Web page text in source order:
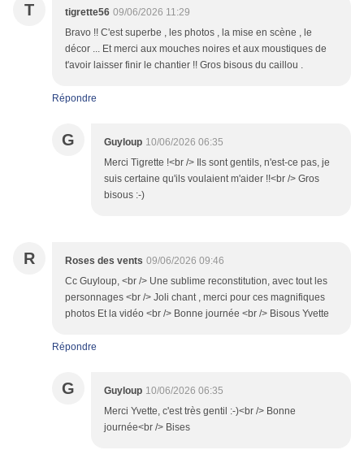
T tigrette56 09/06/2026 11:29
Bravo !! C'est superbe , les photos , la mise en scène , le
décor ... Et merci aux mouches noires et aux moustiques de
t'avoir laisser finir le chantier !! Gros bisous du caillou .
Répondre
G Guyloup 10/06/2026 06:35
Merci Tigrette !<br /> Ils sont gentils, n'est-ce pas, je
suis certaine qu'ils voulaient m'aider !!<br /> Gros
bisous :-)
R Roses des vents 09/06/2026 09:46
Cc Guyloup, <br /> Une sublime reconstitution, avec tout les
personnages <br /> Joli chant , merci pour ces magnifiques
photos Et la vidéo <br /> Bonne journée <br /> Bisous Yvette
Répondre
G Guyloup 10/06/2026 06:35
Merci Yvette, c'est très gentil :-)<br /> Bonne
journée<br /> Bises